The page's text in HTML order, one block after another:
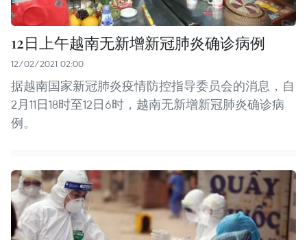
12日上午越南无新增新冠肺炎确诊病例
12/02/2021 02:00
据越南国家新冠肺炎疫情防控指导委员会的消息，自
2月11日18时至12日6时，越南无新增新冠肺炎确诊病
例。